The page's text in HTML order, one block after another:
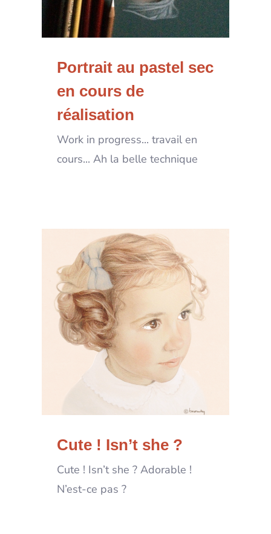
Portrait au pastel sec
en cours de
réalisation
Work in progress... travail en
cours... Ah la belle technique
Cute ! Isn’t she ?
Cute ! Isn’t she ? Adorable !
N’est-ce pas ?